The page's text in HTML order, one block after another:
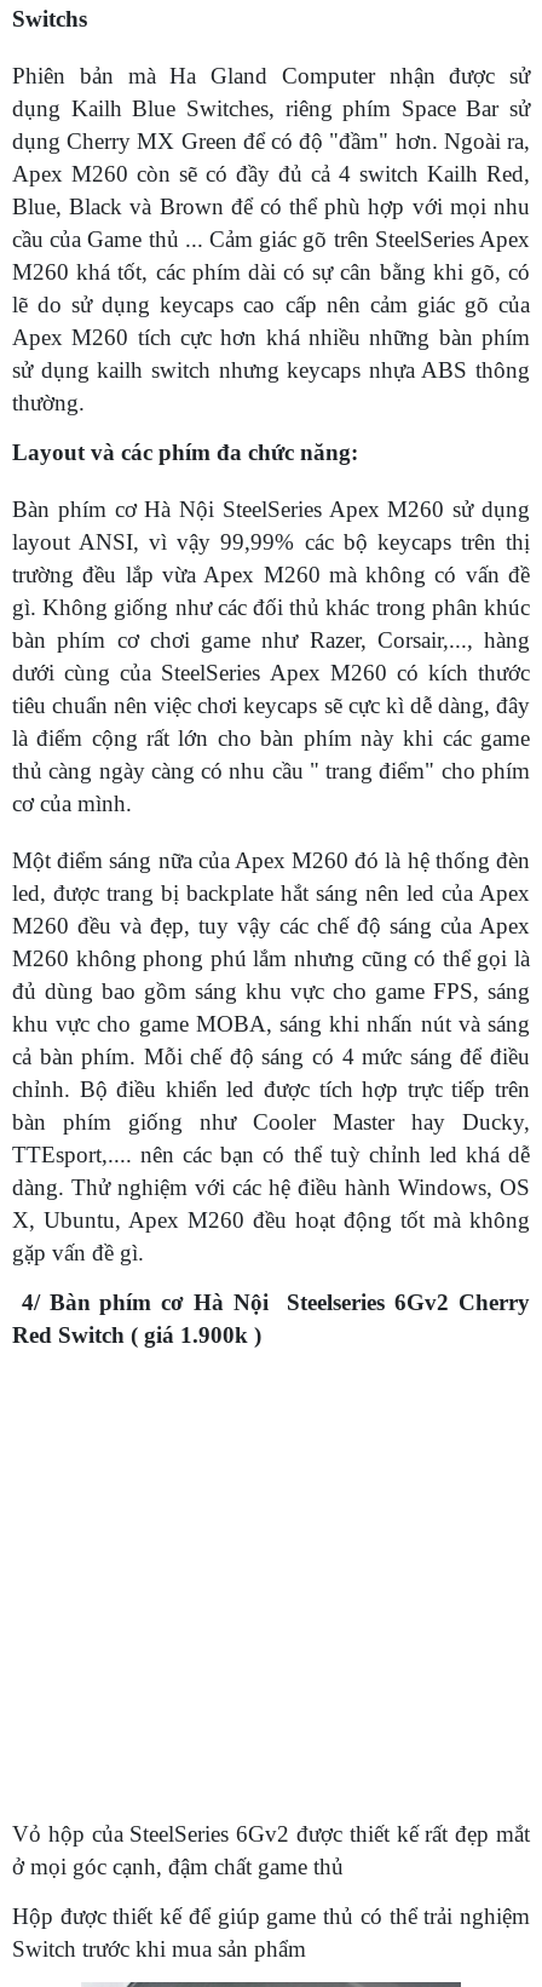
Switchs
Phiên bản mà Ha Gland Computer nhận được sử
dụng Kailh Blue Switches, riêng phím Space Bar sử
dụng Cherry MX Green để có độ "đầm" hơn. Ngoài ra,
Apex M260 còn sẽ có đầy đủ cả 4 switch Kailh Red,
Blue, Black và Brown để có thể phù hợp với mọi nhu
cầu của Game thủ ... Cảm giác gõ trên SteelSeries Apex
M260 khá tốt, các phím dài có sự cân bằng khi gõ, có
lẽ do sử dụng keycaps cao cấp nên cảm giác gõ của
Apex M260 tích cực hơn khá nhiều những bàn phím
sử dụng kailh switch nhưng keycaps nhựa ABS thông
thường.
Layout và các phím đa chức năng:
Bàn phím cơ Hà Nội SteelSeries Apex M260 sử dụng
layout ANSI, vì vậy 99,99% các bộ keycaps trên thị
trường đều lắp vừa Apex M260 mà không có vấn đề
gì. Không giống như các đối thủ khác trong phân khúc
bàn phím cơ chơi game như Razer, Corsair,..., hàng
dưới cùng của SteelSeries Apex M260 có kích thước
tiêu chuẩn nên việc chơi keycaps sẽ cực kì dễ dàng, đây
là điểm cộng rất lớn cho bàn phím này khi các game
thủ càng ngày càng có nhu cầu " trang điểm" cho phím
cơ của mình.
Một điểm sáng nữa của Apex M260 đó là hệ thống đèn
led, được trang bị backplate hắt sáng nên led của Apex
M260 đều và đẹp, tuy vậy các chế độ sáng của Apex
M260 không phong phú lắm nhưng cũng có thể gọi là
đủ dùng bao gồm sáng khu vực cho game FPS, sáng
khu vực cho game MOBA, sáng khi nhấn nút và sáng
cả bàn phím. Mỗi chế độ sáng có 4 mức sáng để điều
chỉnh. Bộ điều khiển led được tích hợp trực tiếp trên
bàn phím giống như Cooler Master hay Ducky,
TTEsport,.... nên các bạn có thể tuỳ chỉnh led khá dễ
dàng. Thử nghiệm với các hệ điều hành Windows, OS
X, Ubuntu, Apex M260 đều hoạt động tốt mà không
gặp vấn đề gì.
4/ Bàn phím cơ Hà Nội Steelseries 6Gv2 Cherry
Red Switch ( giá 1.900k )
Vỏ hộp của SteelSeries 6Gv2 được thiết kế rất đẹp mắt
ở mọi góc cạnh, đậm chất game thủ
Hộp được thiết kế để giúp game thủ có thể trải nghiệm
Switch trước khi mua sản phẩm